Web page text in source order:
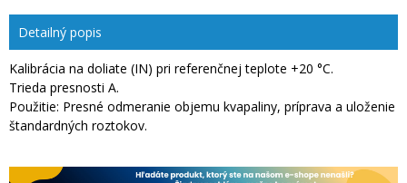
Detailný popis
Kalibrácia na doliate (IN) pri referenčnej teplote +20 °C.
Trieda presnosti A.
Použitie: Presné odmeranie objemu kvapaliny, príprava a uloženie
štandardných roztokov.